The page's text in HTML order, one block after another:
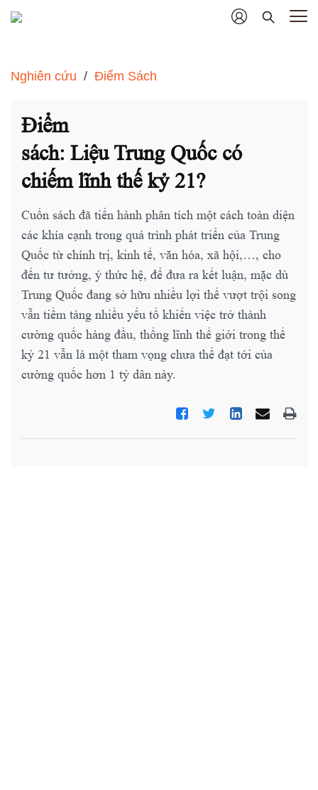
Nghiên cứu / Điểm Sách
Điểm
sách: Liệu Trung Quốc có
chiếm lĩnh thế kỷ 21?
Cuốn sách đã tiến hành phân tích một cách toàn diện
các khía cạnh trong quá trình phát triển của Trung
Quốc từ chính trị, kinh tế, văn hóa, xã hội,…, cho
đến tư tưởng, ý thức hệ, để đưa ra kết luận, mặc dù
Trung Quốc đang sở hữu nhiều lợi thế vượt trội song
vẫn tiềm tàng nhiều yếu tố khiến việc trở thành
cường quốc hàng đầu, thống lĩnh thế giới trong thế
kỷ 21 vẫn là một tham vọng chưa thể đạt tới của
cường quốc hơn 1 tỷ dân này.